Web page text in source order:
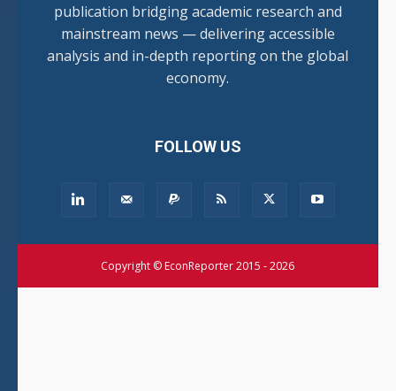
publication bridging academic research and
mainstream news — delivering accessible
analysis and in-depth reporting on the global
economy.
FOLLOW US
Copyright © EconReporter 2015 - 2026